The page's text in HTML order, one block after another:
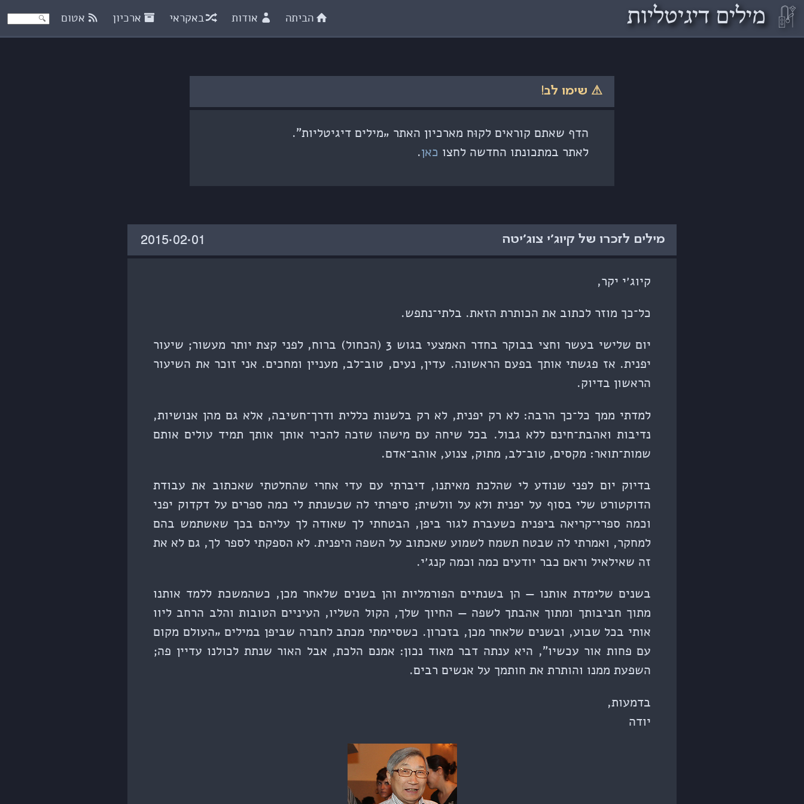
𓏞 מילים דיגיטליות הביתה אודות באקראי ארכיון אטום
⚠ שימו לב!
הדף שאתם קוראים לקוּח מארכיון האתר „מילים דיגיטליות”.
לאתר במתכונתו החדשה לחצו כאן.
מילים לזכרו של קיוג׳י צוג׳יטה ‎2015·02·01‏
קיוג׳י יקר,
כל־כך מוזר לכתוב את הכותרת הזאת. בלתי־נתפש.
יום שלישי בעשר וחצי בבוקר בחדר האמצעי בגוש 3 (הכחול) ברוח, לפני קצת יותר מעשור; שיעור
יפנית. אז פגשתי אותך בפעם הראשונה. עדין, נעים, טוב־לב, מעניין ומחכים. אני זוכר את השיעור
הראשון בדיוק.
למדתי ממך כל־כך הרבה: לא רק יפנית, לא רק בלשנות כללית ודרך־חשיבה, אלא גם מהן אנושיות,
נדיבות ואהבת־חינם ללא גבול. בכל שיחה עם מישהו שזכה להכיר אותך אותך תמיד עולים אותם
שמות־תואר: מקסים, טוב־לב, מתוק, צנוע, אוהב־אדם.
בדיוק יום לפני שנודע לי שהלכת מאיתנו, דיברתי עם עדי אחרי שהחלטתי שאכתוב את עבודת
הדוקטורט שלי בסוף על יפנית ולא על וולשית; סיפרתי לה שכשנתת לי כמה ספרים על דקדוק יפני
וכמה ספרי־קריאה ביפנית כשעברת לגור ביפן, הבטחתי לך שאודה לך עליהם בכך שאשתמש בהם
למחקר, ואמרתי לה שבטח תשמח לשמוע שאכתוב על השפה היפנית. לא הספקתי לספר לך, גם לא את
זה שאילאיל וראם כבר יודעים כמה וכמה קנג׳י.
בשנים שלימדת אותנו — הן בשנתיים הפורמליות והן בשנים שלאחר מכן, כשהמשכת ללמד אותנו
מתוך חביבותך ומתוך אהבתך לשפה — החיוך שלך, הקול השליו, העיניים הטובות והלב הרחב ליוו
אותי בכל שבוע, ובשנים שלאחר מכן, בזכרון. כשסיימתי מכתב לחברה שביפן במילים „העולם מקום
עם פחות אור עכשיו”, היא ענתה דבר מאוד נכון: אמנם הלכת, אבל האור שנתת לכולנו עדיין פה;
השפעת ממנו והותרת את חותמך על אנשים רבים.
בדמעות,
יודה